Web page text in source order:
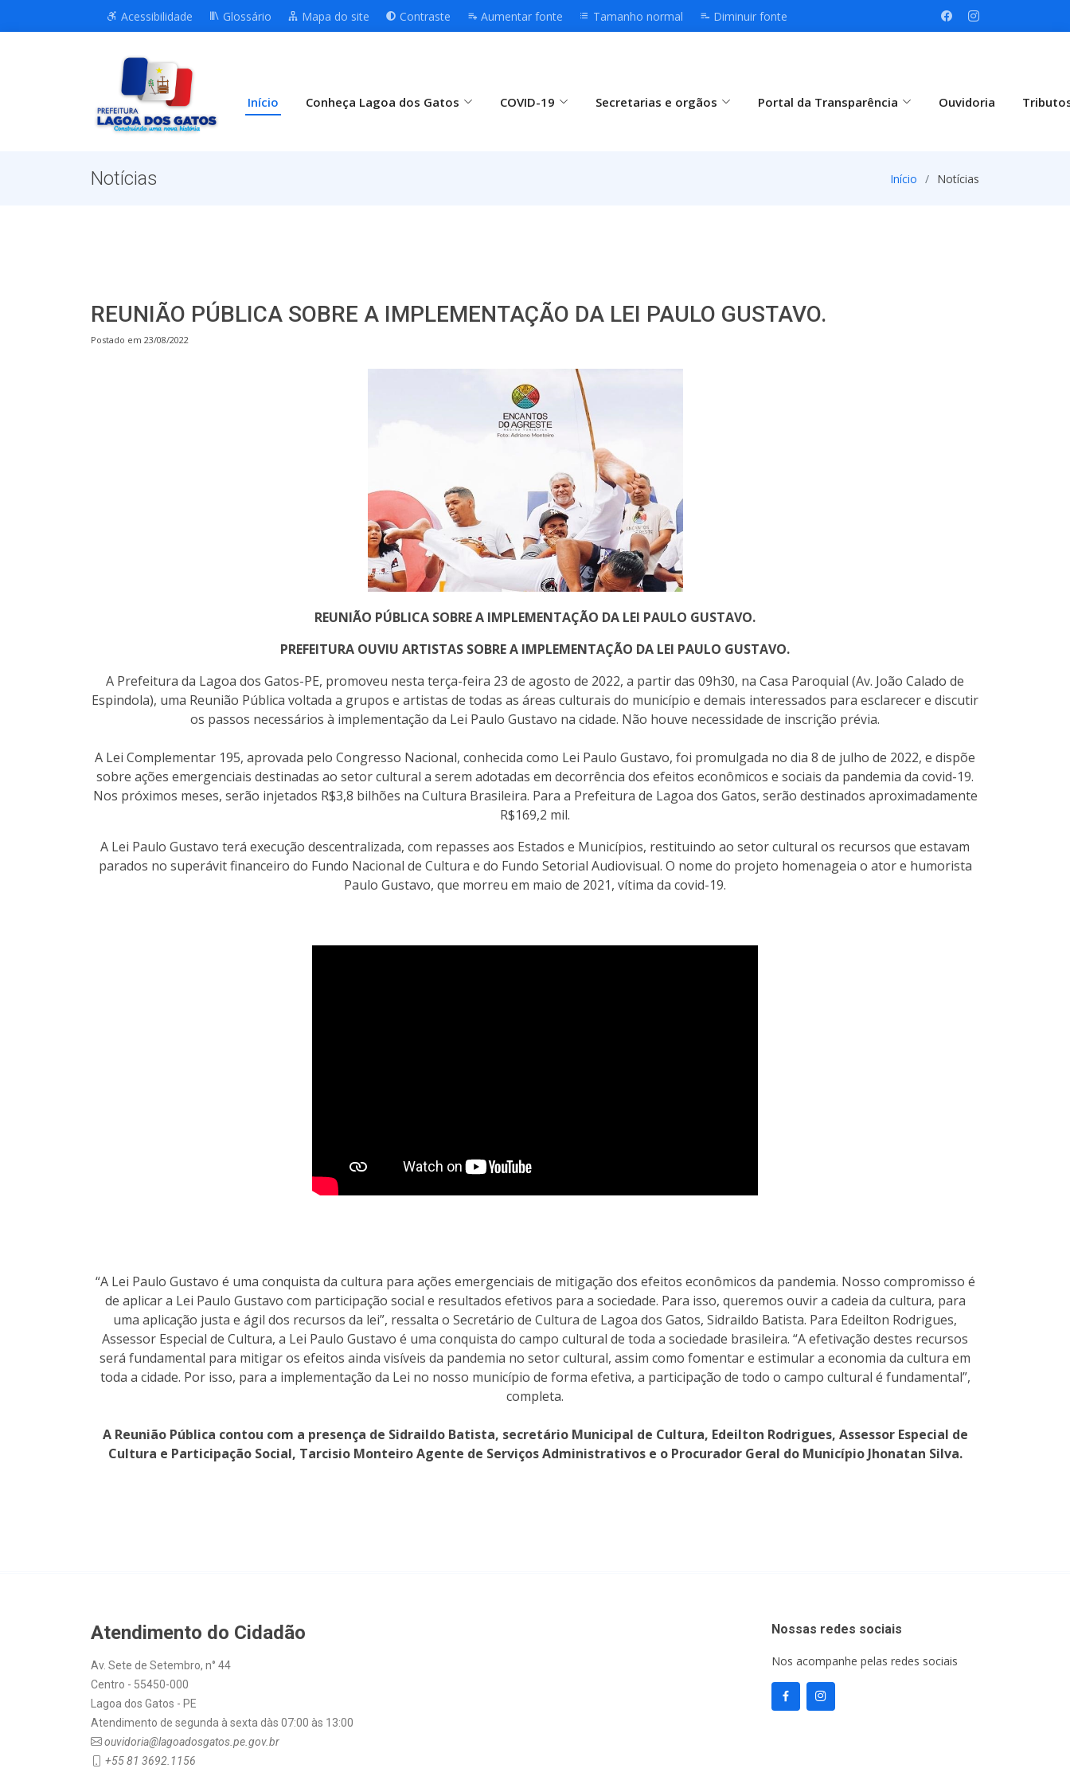
Acessibilidade Glossário Mapa do site Contraste Aumentar fonte Tamanho normal Diminuir fonte
Início Conheça Lagoa dos Gatos COVID-19 Secretarias e orgãos Portal da Transparência Ouvidoria
Notícias Início Notícias
REUNIÃO PÚBLICA SOBRE A IMPLEMENTAÇÃO DA LEI PAULO GUSTAVO.
Postado em 23/08/2022
REUNIÃO PÚBLICA SOBRE A IMPLEMENTAÇÃO DA LEI PAULO GUSTAVO.
PREFEITURA OUVIU ARTISTAS SOBRE A IMPLEMENTAÇÃO DA LEI PAULO GUSTAVO.
A Prefeitura da Lagoa dos Gatos-PE, promoveu nesta terça-feira 23 de agosto de 2022, a partir das 09h30, na Casa Paroquial (Av. João Calado de
Espindola), uma Reunião Pública voltada a grupos e artistas de todas as áreas culturais do município e demais interessados para esclarecer e discutir
os passos necessários à implementação da Lei Paulo Gustavo na cidade. Não houve necessidade de inscrição prévia.
A Lei Complementar 195, aprovada pelo Congresso Nacional, conhecida como Lei Paulo Gustavo, foi promulgada no dia 8 de julho de 2022, e dispõe
sobre ações emergenciais destinadas ao setor cultural a serem adotadas em decorrência dos efeitos econômicos e sociais da pandemia da covid-19.
Nos próximos meses, serão injetados R$3,8 bilhões na Cultura Brasileira. Para a Prefeitura de Lagoa dos Gatos, serão destinados aproximadamente
R$169,2 mil.
A Lei Paulo Gustavo terá execução descentralizada, com repasses aos Estados e Municípios, restituindo ao setor cultural os recursos que estavam
parados no superávit financeiro do Fundo Nacional de Cultura e do Fundo Setorial Audiovisual. O nome do projeto homenageia o ator e humorista
Paulo Gustavo, que morreu em maio de 2021, vítima da covid-19.
“A Lei Paulo Gustavo é uma conquista da cultura para ações emergenciais de mitigação dos efeitos econômicos da pandemia. Nosso compromisso é
de aplicar a Lei Paulo Gustavo com participação social e resultados efetivos para a sociedade. Para isso, queremos ouvir a cadeia da cultura, para
uma aplicação justa e ágil dos recursos da lei”, ressalta o Secretário de Cultura de Lagoa dos Gatos, Sidraildo Batista. Para Edeilton Rodrigues,
Assessor Especial de Cultura, a Lei Paulo Gustavo é uma conquista do campo cultural de toda a sociedade brasileira. “A efetivação destes recursos
será fundamental para mitigar os efeitos ainda visíveis da pandemia no setor cultural, assim como fomentar e estimular a economia da cultura em
toda a cidade. Por isso, para a implementação da Lei no nosso município de forma efetiva, a participação de todo o campo cultural é fundamental”,
completa.
A Reunião Pública contou com a presença de Sidraildo Batista, secretário Municipal de Cultura, Edeilton Rodrigues, Assessor Especial de
Cultura e Participação Social, Tarcisio Monteiro Agente de Serviços Administrativos e o Procurador Geral do Município Jhonatan Silva.
Atendimento do Cidadão
Av. Sete de Setembro, n° 44
Centro - 55450-000
Lagoa dos Gatos - PE
Atendimento de segunda à sexta dàs 07:00 às 13:00
ouvidoria@lagoadosgatos.pe.gov.br
+55 81 3692.1156
Nossas redes sociais
Nos acompanhe pelas redes sociais